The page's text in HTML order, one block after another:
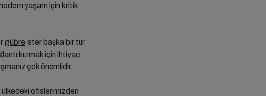
yaşam için kritik
gübre ister başka bir tür
kurmak için ihtiyaç
çok önemlidir.
ofislerimizden